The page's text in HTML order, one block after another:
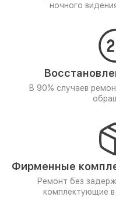
ночного
В 90% случаев
Фирменные
Ремонт без
комплектующие в